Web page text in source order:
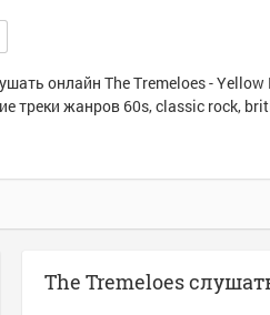
онлайн The Tremeloes - Yellow
треки жанров 60s, classic rock,
The Tremeloes